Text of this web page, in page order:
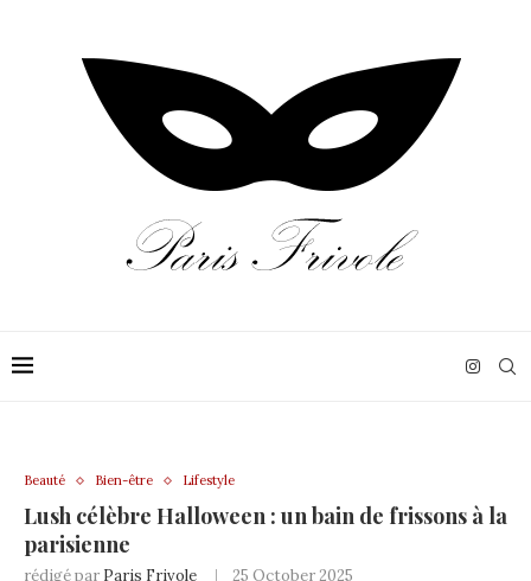
Beauté Bien-être Lifestyle
Lush célèbre Halloween : un bain de frissons à la
parisienne
rédigé par Paris Frivole 25 October 2025